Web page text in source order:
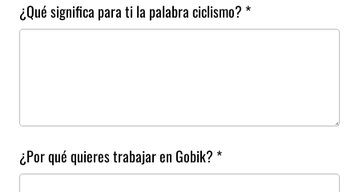
¿Qué significa para ti la palabra ciclismo? *
¿Por qué quieres trabajar en Gobik? *